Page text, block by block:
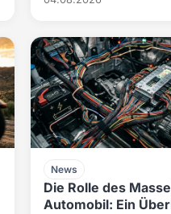
News
Die Rolle des
Automobil: Ein